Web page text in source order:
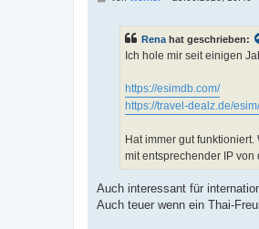
Rena hat geschrieben:
Ich hole mir seit einigen
https://esimdb.com/
https://travel-dealz.de/esim/
Hat immer gut
mit entsprechender IP von
Auch interessant für
Auch teuer wenn ein Thai-